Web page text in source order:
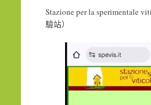
Stazione per la sperimentale
驗站）